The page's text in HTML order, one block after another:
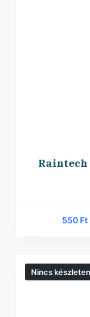
Raintech
550 Ft
Nincs